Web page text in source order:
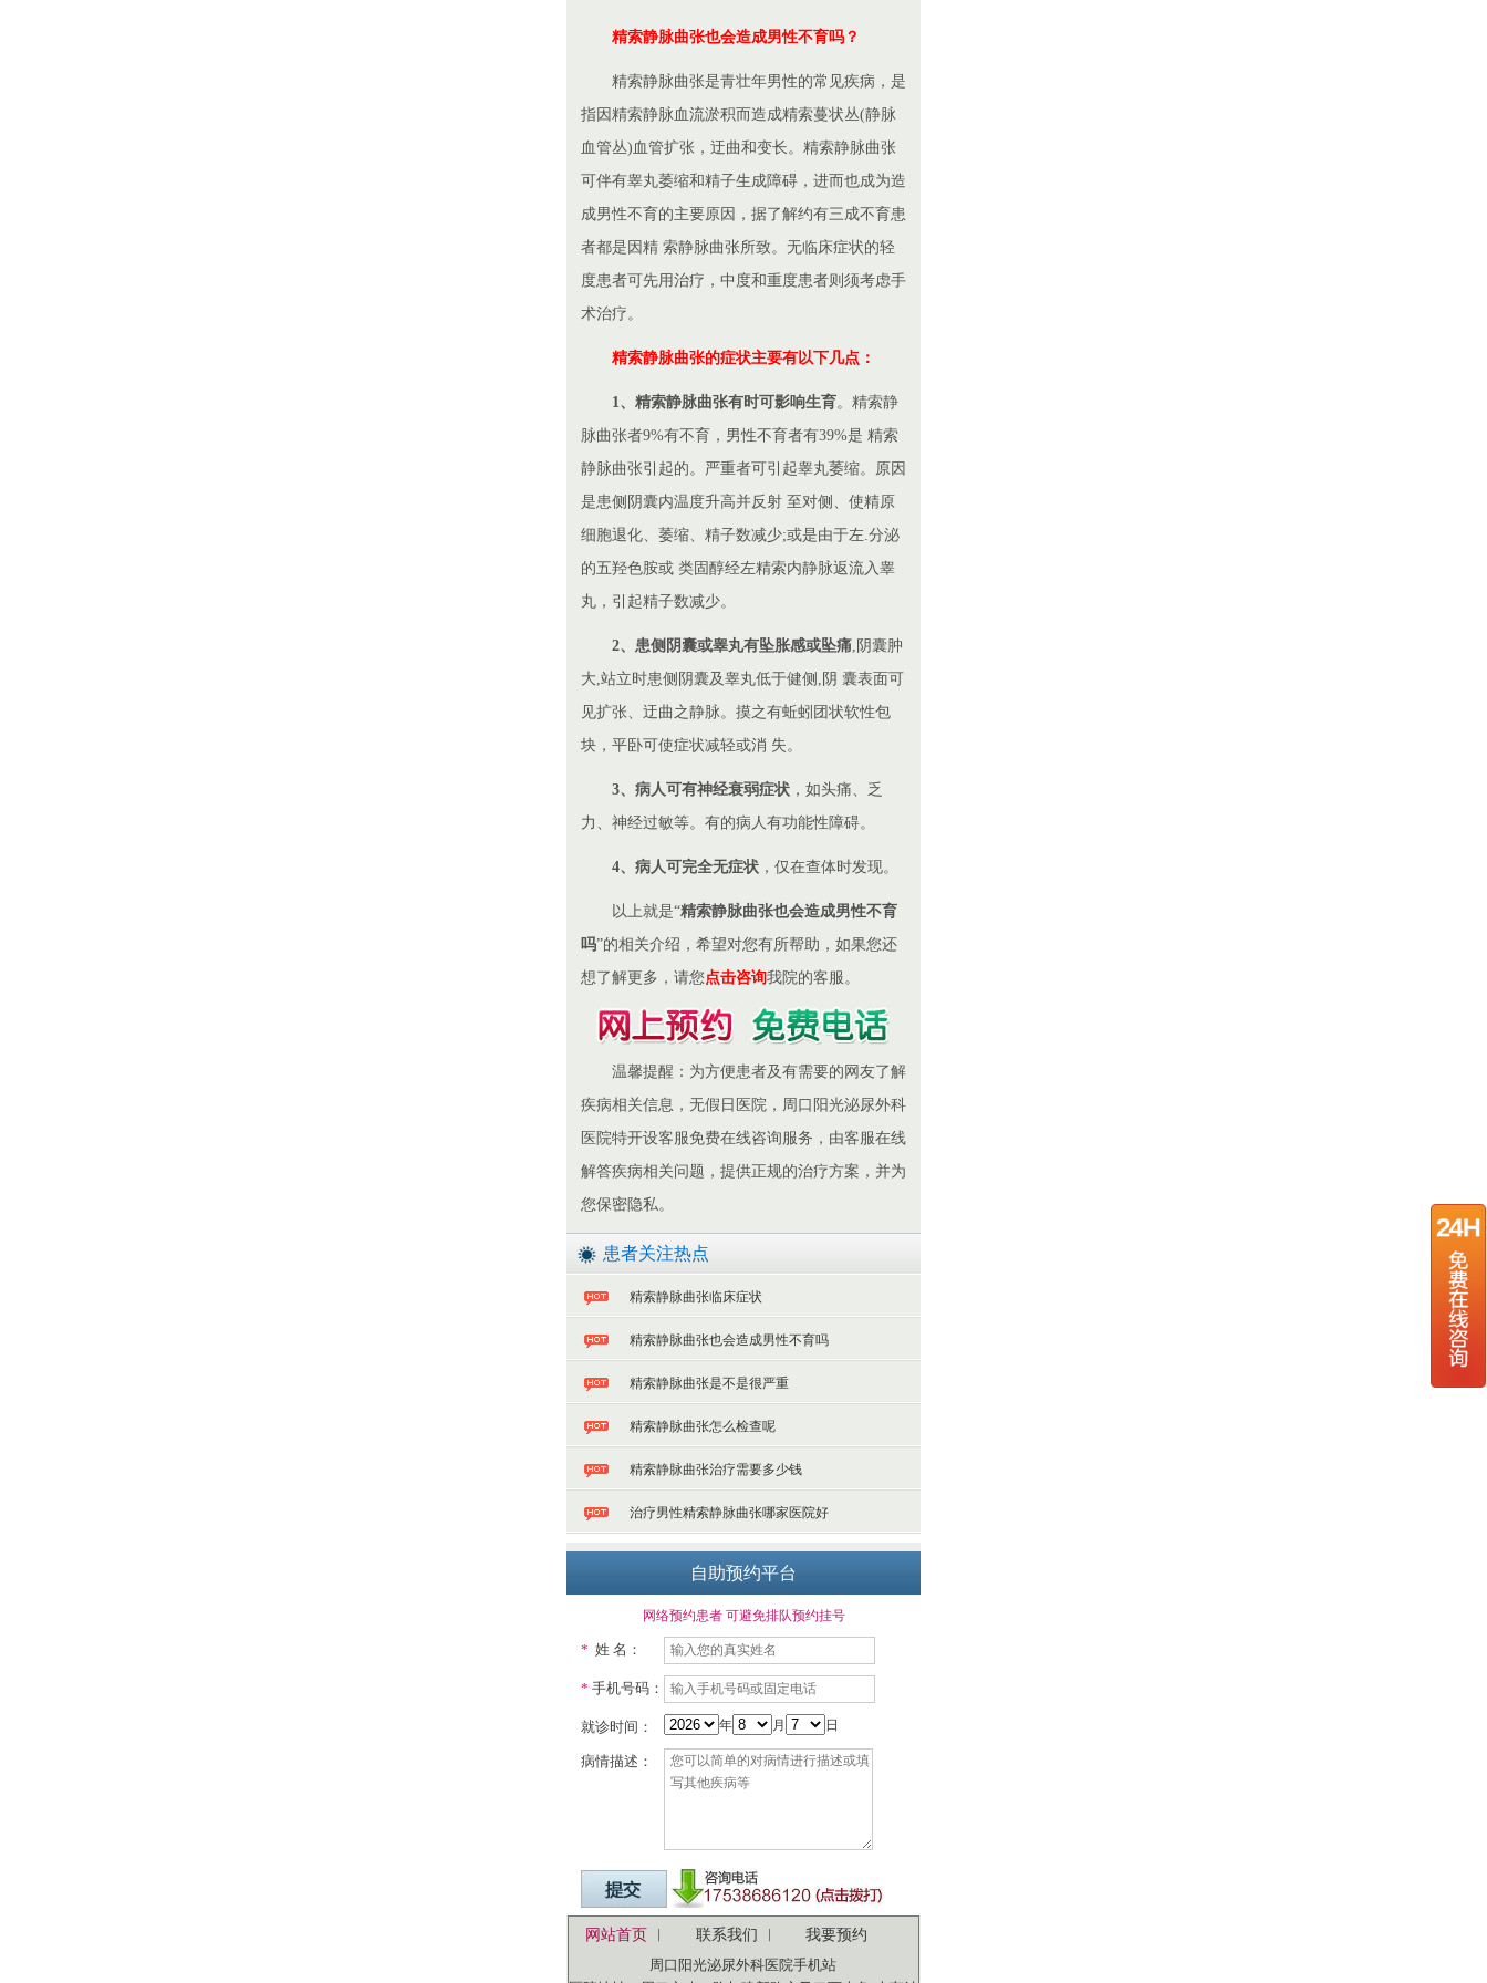
精索静脉曲张也会造成男性不育吗？
精索静脉曲张是青壮年男性的常见疾病，是
指因精索静脉血流淤积而造成精索蔓状丛(静脉
血管丛)血管扩张，迂曲和变长。精索静脉曲张
可伴有睾丸萎缩和精子生成障碍，进而也成为造
成男性不育的主要原因，据了解约有三成不育患
者都是因精 索静脉曲张所致。无临床症状的轻
度患者可先用治疗，中度和重度患者则须考虑手
术治疗。
精索静脉曲张的症状主要有以下几点：
1、精索静脉曲张有时可影响生育。精索静
脉曲张者9%有不育，男性不育者有39%是 精索
静脉曲张引起的。严重者可引起睾丸萎缩。原因
是患侧阴囊内温度升高并反射 至对侧、使精原
细胞退化、萎缩、精子数减少;或是由于左.分泌
的五羟色胺或 类固醇经左精索内静脉返流入睾
丸，引起精子数减少。
2、患侧阴囊或睾丸有坠胀感或坠痛,阴囊肿
大,站立时患侧阴囊及睾丸低于健侧,阴 囊表面可
见扩张、迂曲之静脉。摸之有蚯蚓团状软性包
块，平卧可使症状减轻或消 失。
3、病人可有神经衰弱症状，如头痛、乏
力、神经过敏等。有的病人有功能性障碍。
4、病人可完全无症状，仅在查体时发现。
以上就是“精索静脉曲张也会造成男性不育
吗”的相关介绍，希望对您有所帮助，如果您还
想了解更多，请您点击咨询我院的客服。
温馨提醒：为方便患者及有需要的网友了解
疾病相关信息，无假日医院，周口阳光泌尿外科
医院特开设客服免费在线咨询服务，由客服在线
解答疾病相关问题，提供正规的治疗方案，并为
您保密隐私。
患者关注热点
精索静脉曲张临床症状
精索静脉曲张也会造成男性不育吗
精索静脉曲张是不是很严重
精索静脉曲张怎么检查呢
精索静脉曲张治疗需要多少钱
治疗男性精索静脉曲张哪家医院好
自助预约平台
网络预约患者 可避免排队预约挂号
* 姓 名：
* 手机号码：
就诊时间： 年 月 日
病情描述：
网站首页 联系我们
我要预约
周口阳光泌尿外科医院手机站